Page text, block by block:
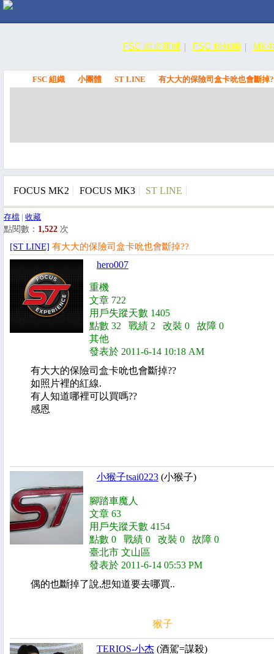
FSC 蝦皮商城 FSC 粉絲團
FSC 組織 小團體 ST LINE 有大大的保險司盒卡吮也會斷掉
FOCUS MK2 FOCUS MK3 ST LINE
存檔 | 收藏
點閱數： 1,522 次
[ST LINE] 有大大的保險司盒卡吮也會斷掉??
hero007
重機
文章 722
用戶失蹤天數 1405
點數 32 戰績 2 改裝 0 故障 0
其他
發表於 2011-6-14 10:18 AM
有大大的保險司盒卡吮也會斷掉??
如照片裡的紅線.
有人知道哪裡可以買嗎??
感恩
小猴子tsai0223 (小猴子)
腳踏車魔人
文章 63
用戶失蹤天數 4154
點數 0 戰績 0 改裝 0 故障 0
臺北市 文山區
發表於 2011-6-14 05:53 PM
偶的也斷掉了說,想知道要去哪買..
猴子
TERIOS-小杰 (酒駕=謀殺)